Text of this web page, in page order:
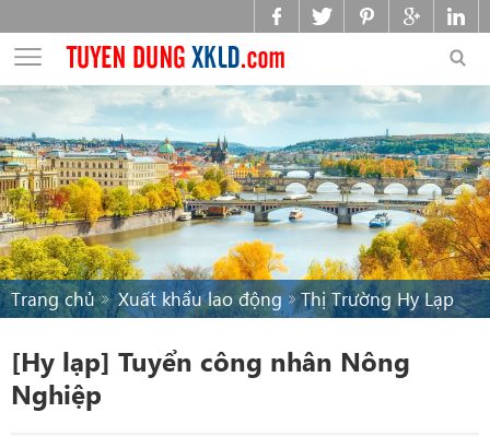
Trang chủ Xuất khẩu lao động Thị Trường Hy Lạp
[Hy lạp] Tuyển công nhân Nông
Nghiệp